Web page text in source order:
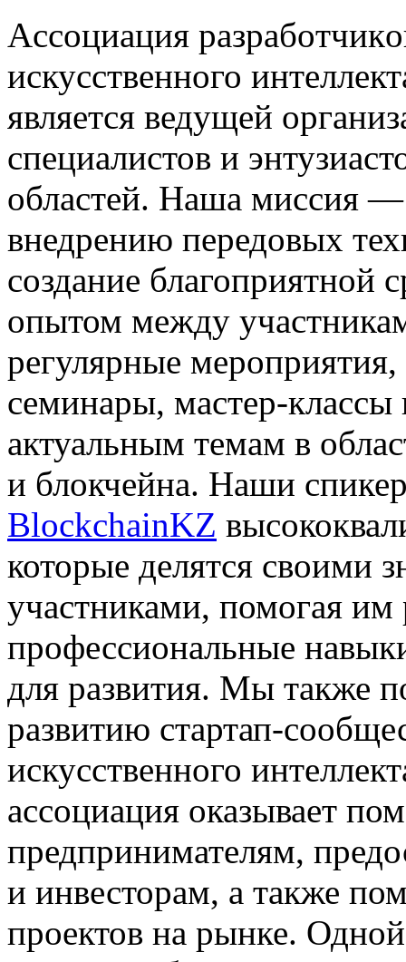
Aссoциaция
искусственного
является ведущей
специалистов и
областей. Наша миссия —
внедрению передовых
создание благоприятной
опытом между
регулярные
семинары, мастер-
актуальным темам в
и блокчейна. Наши
BlockchainKZ
которые делятся своими
участниками, помогая
профессиональные
для развития. Мы также
развитию стартап-
искусственного
ассоциация оказывает
предпринимателям,
и инвесторам, а также
проектов на рынке.